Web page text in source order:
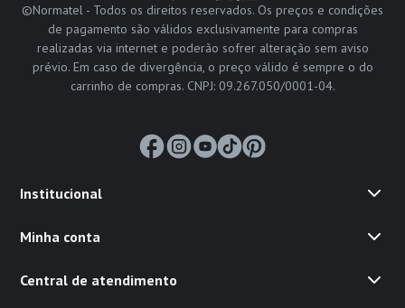
©Normatel - Todos os direitos reservados. Os preços e condições
de pagamento são válidos exclusivamente para compras
realizadas via internet e poderão sofrer alteração sem aviso
prévio. Em caso de divergência, o preço válido é sempre o do
carrinho de compras. CNPJ: 09.267.050/0001-04.
Institucional
Minha conta
Central de atendimento